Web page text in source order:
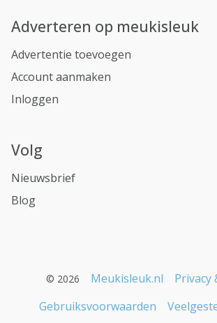
Adverteren op meukisleuk
Advertentie toevoegen
Account aanmaken
Inloggen
Volg
Nieuwsbrief
Blog
© 2026 Meukisleuk.nl
Privacy
Gebruiksvoorwaarden